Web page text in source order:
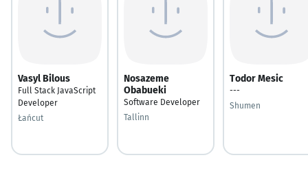
Vasyl Bilous
Full Stack JavaScript
Developer
Łańcut
Nosazeme
Obabueki
Software Developer
Tallinn
Todor Mesic
---
Shumen